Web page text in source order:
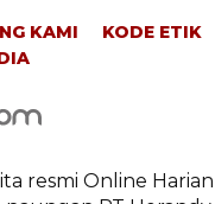
KAMI
KODE ETIK
resmi Online Harian